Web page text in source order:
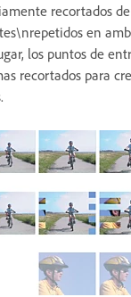
recortados
en
los puntos de
recortados para